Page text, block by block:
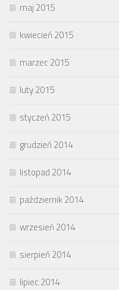
maj 2015
kwiecień 2015
marzec 2015
luty 2015
styczeń 2015
grudzień 2014
listopad 2014
październik 2014
wrzesień 2014
sierpień 2014
lipiec 2014